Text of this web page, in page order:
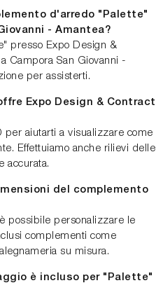
d'arredo "Palette"
- Amantea?
presso Expo Design &
Campora San Giovanni -
per assisterti.
Expo Design & Contract
per aiutarti a visualizzare come
Effettuiamo anche rilievi delle
accurata.
del complemento
possibile personalizzare le
complementi come
su misura.
è incluso per "Palette"